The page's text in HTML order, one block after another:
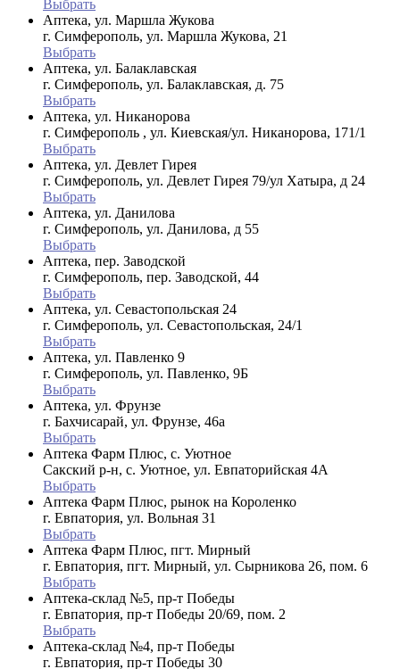
Выбрать
Аптека, ул. Маршла Жукова
г. Симферополь, ул. Маршла Жукова, 21
Выбрать
Аптека, ул. Балаклавская
г. Симферополь, ул. Балаклавская, д. 75
Выбрать
Аптека, ул. Никанорова
г. Симферополь , ул. Киевская/ул. Никанорова, 171/1
Выбрать
Аптека, ул. Девлет Гирея
г. Симферополь, ул. Девлет Гирея 79/ул Хатыра, д 24
Выбрать
Аптека, ул. Данилова
г. Симферополь, ул. Данилова, д 55
Выбрать
Аптека, пер. Заводской
г. Симферополь, пер. Заводской, 44
Выбрать
Аптека, ул. Севастопольская 24
г. Симферополь, ул. Севастопольская, 24/1
Выбрать
Аптека, ул. Павленко 9
г. Симферополь, ул. Павленко, 9Б
Выбрать
Аптека, ул. Фрунзе
г. Бахчисарай, ул. Фрунзе, 46а
Выбрать
Аптека Фарм Плюс, с. Уютное
Сакский р-н, с. Уютное, ул. Евпаторийская 4А
Выбрать
Аптека Фарм Плюс, рынок на Короленко
г. Евпатория, ул. Вольная 31
Выбрать
Аптека Фарм Плюс, пгт. Мирный
г. Евпатория, пгт. Мирный, ул. Сырникова 26, пом. 6
Выбрать
Аптека-склад №5, пр-т Победы
г. Евпатория, пр-т Победы 20/69, пом. 2
Выбрать
Аптека-склад №4, пр-т Победы
г. Евпатория, пр-т Победы 30